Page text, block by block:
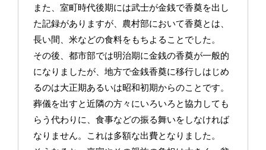
また、室町時代後期には武士が金銭で香奠を出し
た記録がありますが、農村部において香奠とは、
長い間、米などの食料をもちよることでした。
その後、都市部では明治期に金銭の香奠が一般的
になりましたが、地方で金銭香奠に移行しはじめ
るのは大正期あるいは昭和初期からのことです。
葬儀を出すと近隣の方々にいろいろと協力しても
らう代わりに、食事などの振る舞いをしなければ
なりません。これは多額な出費となりました。